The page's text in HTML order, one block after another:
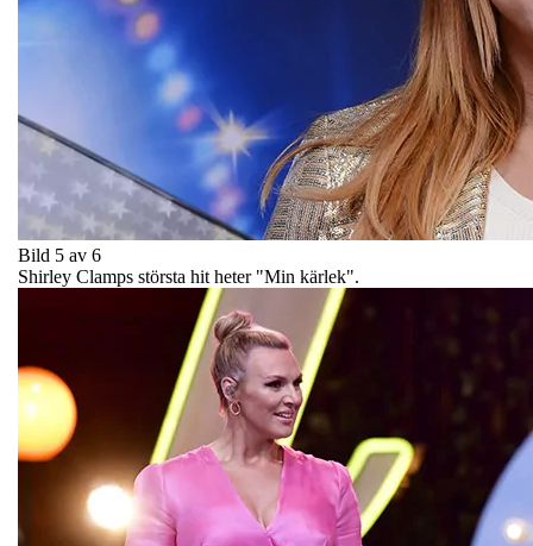
Bild 5 av 6
Shirley Clamps största hit heter "Min kärlek".